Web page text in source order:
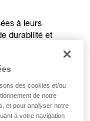
à leurs
durabilité et
faciliter les
200 mètres).
des cookies et/ou
de notre
et pour analyser notre
à votre navigation